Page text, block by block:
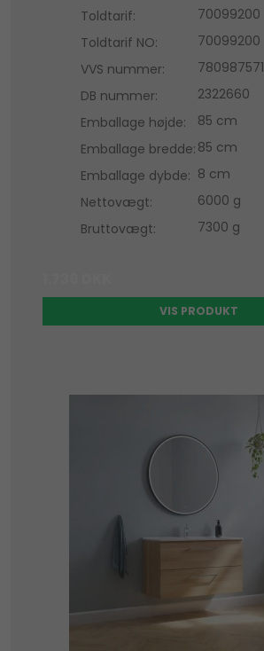
Toldtarif:
70099200
Toldtarif NO:
70099200
VVS nummer:
780987571
DB nummer:
2322660
Emballage højde:
85 cm
Emballage bredde: 85 cm
Emballage dybde: 8 cm
Nettovægt:
6000 g
Bruttovægt:
7300 g
VIS PRODUKT